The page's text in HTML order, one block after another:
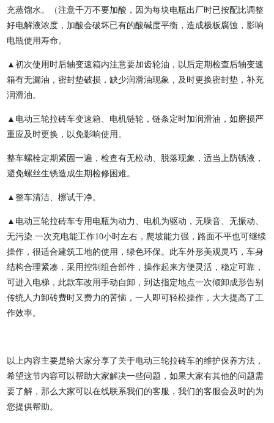
充蒸馏水。（注意千万不要加酸，因为每块电瓶出厂时已按配比调整
好电解液浓度，加酸会破坏已有的酸碱度平衡，造成极板腐蚀，影响
电瓶使用寿命。
▲初次使用时后轴变速箱内注意要加齿轮油，以后定期检查后轴变速
箱有无漏油，密封垫破损，缺少润滑油现象，及时更换密封垫，补充
润滑油。
▲电动三轮拉砖车变速箱、电机链轮，链条定时加润滑油，如磨损严
重应及时更换，以免影响使用。
整车螺栓定期紧固一遍，检查有无松动、脱落现象，适当上防锈液，
避免螺丝生锈造成生期检修困难。
▲整车清洁、檫试干净。
▲电动三轮拉砖车专用电瓶为动力、电机为驱动，无噪音、无振动、
无污染.一次充电能工作10小时左右，爬坡能力强，路面不平也可继续
操作，很适合建筑工地的使用，绿色环保。此车外形美观灵巧，车身
结构合理紧凑，采用控制组合部件，操作起来方便灵活，稳定可靠，
可进入电梯，此款车改用手动自卸，到达指定地点一次倾卸成形告别
传统人力卸砖费时又费力的苦恼，一人即可轻松操作，大大提高了工
作效率。
以上内容主要是给大家分享了关于电动三轮拉砖车的维护保养方法，
希望这节内容可以帮助大家解决一些问题，如果大家有其他的问题需
要了解，那么大家可以在线联系我们的客服，我们的客服会及时的为
您提供帮助。